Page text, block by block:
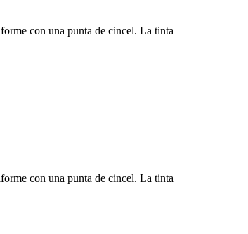
con una punta de cincel. La tinta
con una punta de cincel. La tinta